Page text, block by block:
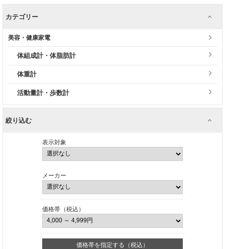
カテゴリー
美容・健康家電
体組成計・体脂肪計
体重計
活動量計・歩数計
絞り込む
表示対象
メーカー
価格帯（税込）
価格帯を指定する（税込）